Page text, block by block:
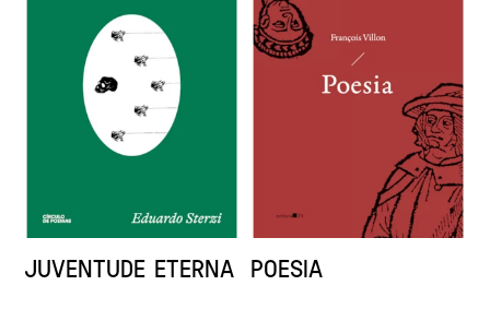
JUVENTUDE ETERNA POESIA